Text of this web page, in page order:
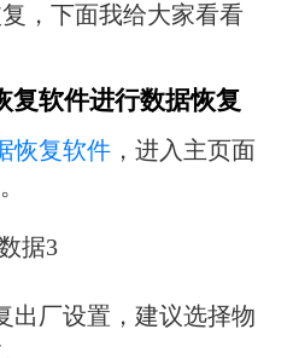
，下面我给大家看看
复软件进行数据恢复
恢复软件，进入主页面
出厂设置，建议选择物